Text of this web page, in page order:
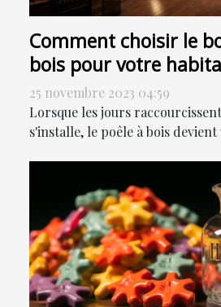
Comment choisir le
bois pour votre
25 novembre 2023 04:59
Lorsque les jours
s'installe, le poêle à bois devient